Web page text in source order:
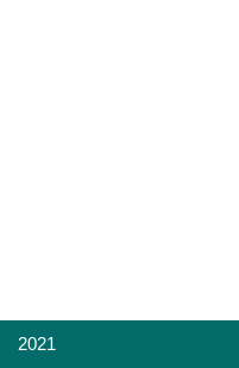
2021